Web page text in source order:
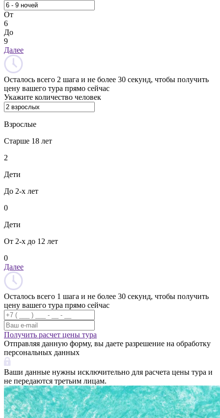
От
6
До
9
Далее
Осталось всего 2 шага и не более 30 секунд, чтобы получить
цену вашего тура прямо сейчас
Укажите количество человек
Взрослые
Старше 18 лет
2
Дети
До 2-х лет
0
Дети
От 2-х до 12 лет
0
Далее
Осталось всего 1 шага и не более 30 секунд, чтобы получить
цену вашего тура прямо сейчас
Получить расчет цены тура
Отправляя данную форму, вы даете разрешение на обработку
персональных данных
Ваши данные нужны исключительно для расчета цены тура и
не передаются третьим лицам.